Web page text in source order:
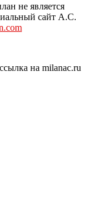
не является
сайт A.C.
на milanac.ru